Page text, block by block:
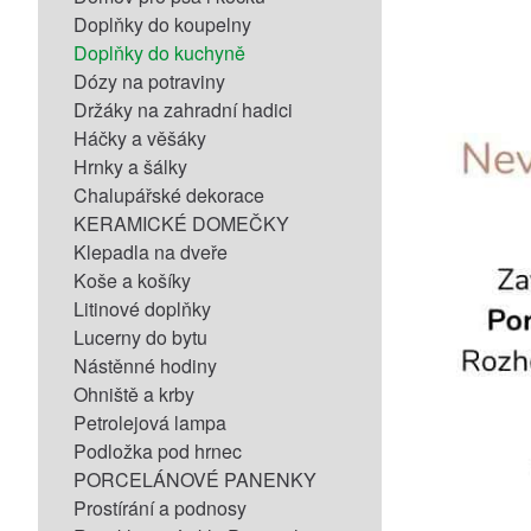
Doplňky do koupelny
Doplňky do kuchyně
Dózy na potraviny
Držáky na zahradní hadici
Háčky a věšáky
Hrnky a šálky
Chalupářské dekorace
KERAMICKÉ DOMEČKY
Klepadla na dveře
Koše a košíky
Litinové doplňky
Lucerny do bytu
Nástěnné hodiny
Ohniště a krby
Petrolejová lampa
Podložka pod hrnec
PORCELÁNOVÉ PANENKY
Prostírání a podnosy